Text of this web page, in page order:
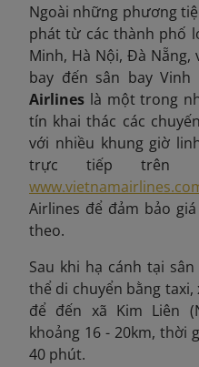
Ngoài những phương
phát từ các thành phố
Minh, Hà Nội, Đà
bay đến sân bay Vinh
Airlines là một trong
tín khai thác các
với nhiều khung giờ
trực tiếp trên
Airlines để đảm bảo
theo.
Sau khi hạ cánh tại
thể di chuyển bằng
để đến xã Kim Liên
khoảng 16 - 20km, thời
40 phút.